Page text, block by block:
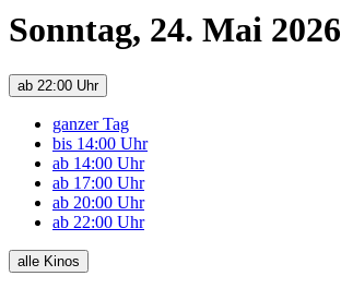
Sonntag, 24. Mai 2026
ab 22:00 Uhr
ganzer Tag
bis 14:00 Uhr
ab 14:00 Uhr
ab 17:00 Uhr
ab 20:00 Uhr
ab 22:00 Uhr
alle Kinos